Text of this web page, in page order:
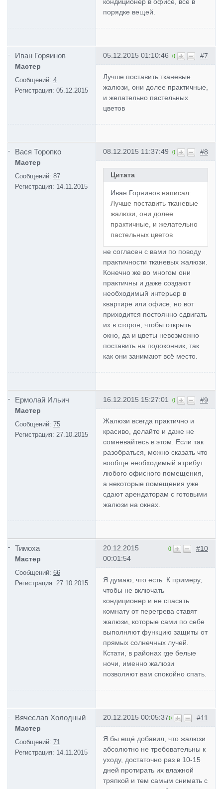
порядке вещей.
Иван Горяинов
Мастер
Сообщений: 4
Регистрация: 05.12.2015
#7
0
05.12.2015 01:10:46
Лучше поставить тканевые
жалюзи, они долее практичные,
и желательно пастельных
цветов
Вася Торопко
Мастер
Сообщений: 87
Регистрация: 14.11.2015
#8
0
08.12.2015 11:37:49
Цитата
Иван Горяинов написал:
Лучше поставить тканевые
жалюзи, они долее
практичные, и желательно
пастельных цветов
не согласен с вами по поводу
практичности тканевых жалюзи.
Конечно же во многом они
практичны и даже создают
необходимый интерьер в
квартире или офисе, но вот
приходится постоянно сдвигать
их в сторон, чтобы открыть
окно, да и цветы невозможно
поставить на подоконник, так
как они занимают всё место.
Ермолай Ильич
Мастер
Сообщений: 75
Регистрация: 27.10.2015
#9
0
16.12.2015 15:27:01
Жалюзи всегда практично и
красиво, делайте и даже не
сомневайтесь в этом. Если так
разобраться, можно сказать что
вообще необходимый атрибут
любого офисного помещения,
а некоторые помещения уже
сдают арендаторам с готовыми
жалюзи на окнах.
Тимоха
Мастер
Сообщений: 66
Регистрация: 27.10.2015
#10
0
20.12.2015
00:01:54
Я думаю, что есть. К примеру,
чтобы не включать
кондиционер и не спасать
комнату от перегрева ставят
жалюзи, которые сами по себе
выполняют функцию защиты от
прямых солнечных лучей.
Кстати, в районах где белые
ночи, именно жалюзи
позволяют вам спокойно спать.
Вячеслав Холодный
Мастер
Сообщений: 71
Регистрация: 14.11.2015
#11
0
20.12.2015 00:05:37
Я бы ещё добавил, что жалюзи
абсолютно не требовательны к
уходу, достаточно раз в 10-15
дней протирать их влажной
тряпкой и тем самым снимать с